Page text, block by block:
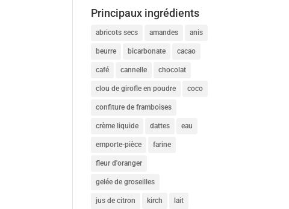
Principaux ingrédients
abricots secs amandes anis
beurre bicarbonate cacao
café cannelle chocolat
clou de girofle en poudre coco
confiture de framboises
crème liquide dattes eau
emporte-pièce farine
fleur d'oranger
gelée de groseilles
jus de citron kirch lait